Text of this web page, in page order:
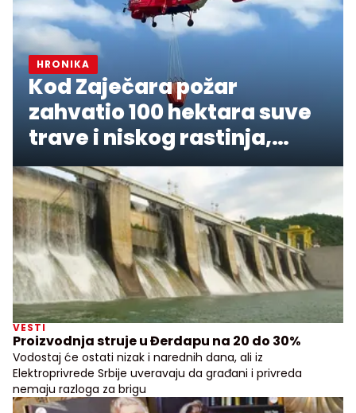
HRONIKA
Kod Zaječara požar
zahvatio 100 hektara suve
trave i niskog rastinja,
angažovan "Kamov"
VESTI
Proizvodnja struje u Đerdapu na 20 do 30%
Vodostaj će ostati nizak i narednih dana, ali iz
Elektroprivrede Srbije uveravaju da građani i privreda
nemaju razloga za brigu